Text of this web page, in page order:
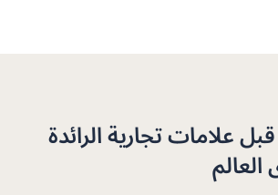
علامات تجارية الرائدة